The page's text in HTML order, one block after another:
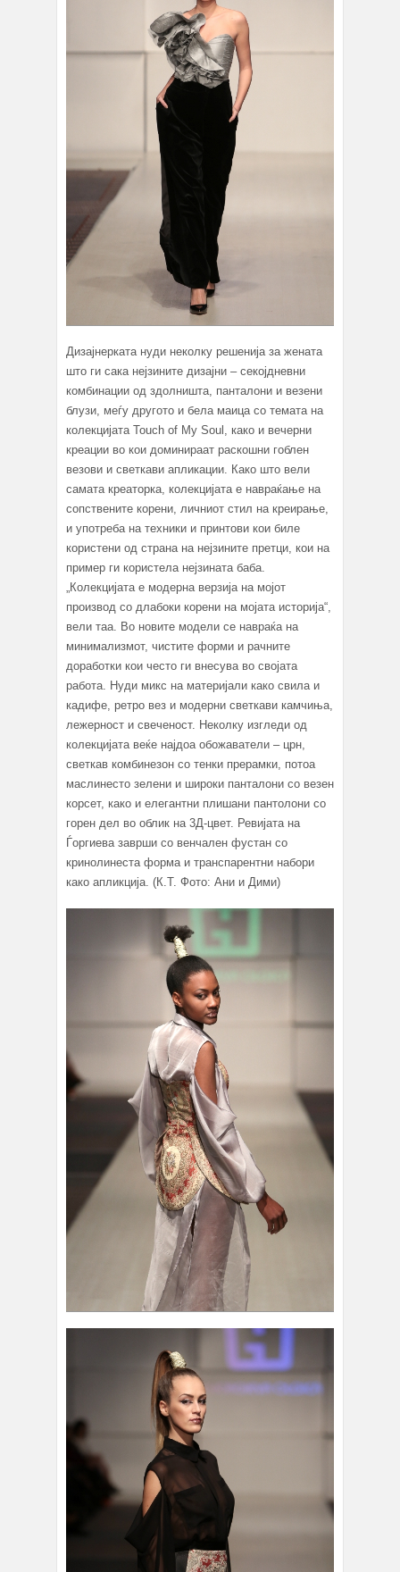
Дизајнерката нуди неколку решенија за жената
што ги сака нејзините дизајни – секојдневни
комбинации од здолништа, панталони и везени
блузи, меѓу другото и бела маица со темата на
колекцијата Touch of My Soul, како и вечерни
креации во кои доминираат раскошни гоблен
везови и светкави апликации. Како што вели
самата креаторка, колекцијата е навраќање на
сопствените корени, личниот стил на креирање,
и употреба на техники и принтови кои биле
користени од страна на нејзините претци, кои на
пример ги користела нејзината баба.
„Колекцијата е модерна верзија на мојот
производ со длабоки корени на мојата историја“,
вели таа. Во новите модели се навраќа на
минимализмот, чистите форми и рачните
доработки кои често ги внесува во својата
работа. Нуди микс на материјали како свила и
кадифе, ретро вез и модерни светкави камчиња,
лежерност и свеченост. Неколку изгледи од
колекцијата веќе најдоа обожаватели – црн,
светкав комбинезон со тенки прерамки, потоа
маслинесто зелени и широки панталони со везен
корсет, како и елегантни плишани пантолони со
горен дел во облик на 3Д-цвет. Ревијата на
Ѓоргиева заврши со венчален фустан со
кринолинеста форма и транспарентни набори
како апликција. (К.Т. Фото: Ани и Дими)